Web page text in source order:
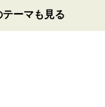
テーマも見る